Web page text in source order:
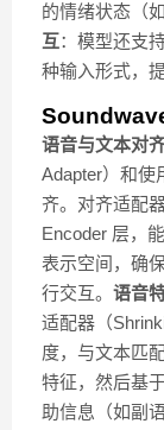
的情绪状态（
互：模型还支
种输入形式，
语音与文本对
Adapter）和使
齐。对齐适配
Encoder 层，
表示空间，确
行交互。 语音
适配器（
度，与文本匹
特征，然后基
助信息（如副